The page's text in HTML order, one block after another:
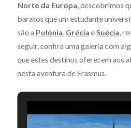
Norte da Europa, descobrimos
baratos que um estudante
são a Polónia, Grécia eSuécia,
seguir, confira uma galeria com
que estes destinos oferecem aos
nesta aventura de Erasmus.